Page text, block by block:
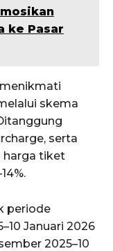
ke Pasar
skema
serta
harga tiket
periode
Januari 2026
2025–10